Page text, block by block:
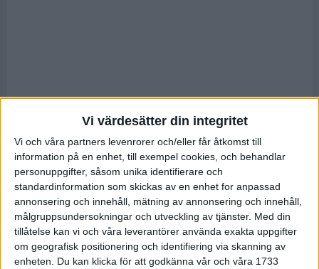
Vi värdesätter din integritet
Vi och våra partners levenrorer och/eller får åtkomst till
information på en enhet, till exempel cookies, och behandlar
personuppgifter, såsom unika identifierare och
standardinformation som skickas av en enhet for anpassad
annonsering och innehåll, mätning av annonsering och innehåll,
målgruppsundersokningar och utveckling av tjänster. Med din
tillåtelse kan vi och våra leverantörer använda exakta uppgifter
om geografisk positionering och identifiering via skanning av
enheten. Du kan klicka för att godkänna vår och våra 1733